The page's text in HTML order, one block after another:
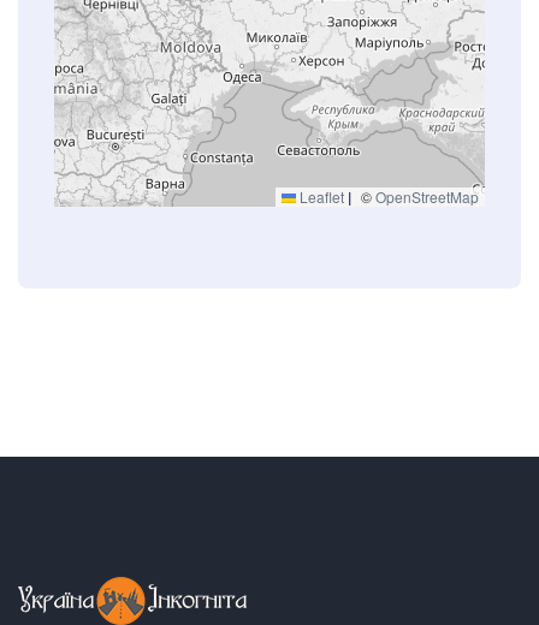
Leaflet | ©OpenStreetMap